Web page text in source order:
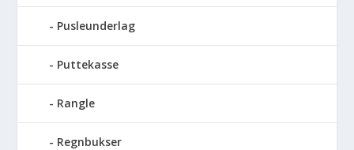
Pusleunderlag
Puttekasse
Rangle
Regnbukser